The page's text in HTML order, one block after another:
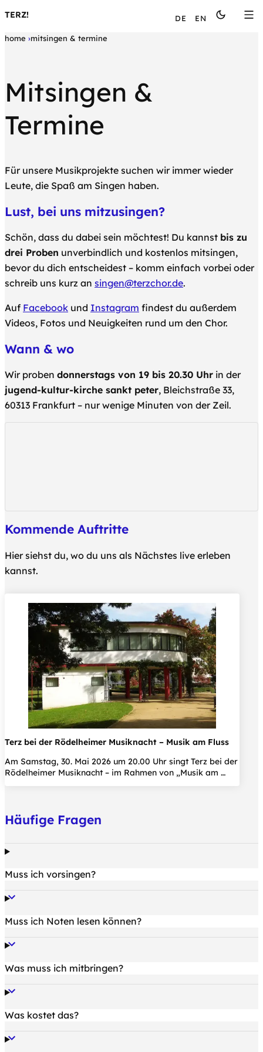
TERZ! Languages
DE EN
home mitsingen & termine
Mitsingen &
Termine
Für unsere Musikprojekte suchen wir immer wieder
Leute, die Spaß am Singen haben.
Lust, bei uns mitzusingen?
Schön, dass du dabei sein möchtest! Du kannst bis zu
drei Proben unverbindlich und kostenlos mitsingen,
bevor du dich entscheidest – komm einfach vorbei oder
schreib uns kurz an singen@terzchor.de.
Auf Facebook und Instagram findest du außerdem
Videos, Fotos und Neuigkeiten rund um den Chor.
Wann & wo
Wir proben donnerstags von 19 bis 20.30 Uhr in der
jugend-kultur-kirche sankt peter, Bleichstraße 33,
60313 Frankfurt – nur wenige Minuten von der Zeil.
Kommende Auftritte
Hier siehst du, wo du uns als Nächstes live erleben
kannst.
Terz bei der Rödelheimer Musiknacht – Musik am Fluss
Am Samstag, 30. Mai 2026 um 20.00 Uhr singt Terz bei der
Rödelheimer Musiknacht – im Rahmen von „Musik am …
Häufige Fragen
Muss ich vorsingen?
Muss ich Noten lesen können?
Was muss ich mitbringen?
Was kostet das?